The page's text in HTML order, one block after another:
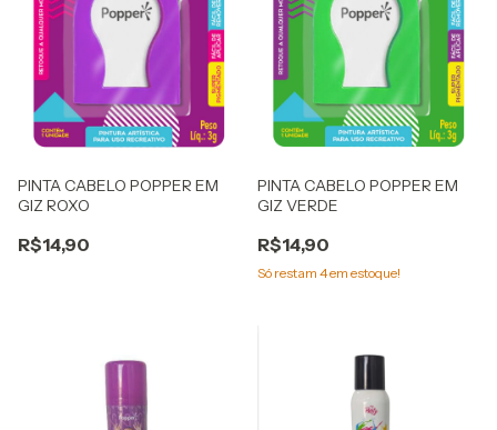
PINTA CABELO POPPER EM
GIZ ROXO
R$14,90
PINTA CABELO POPPER EM
GIZ VERDE
R$14,90
Só restam 4em estoque!